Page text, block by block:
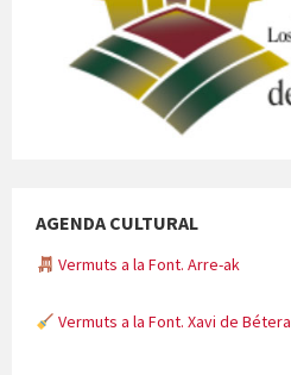
AGENDA CULTURAL
Vermuts a la Font. Arre-ak
Vermuts a la Font. Xavi de Bétera